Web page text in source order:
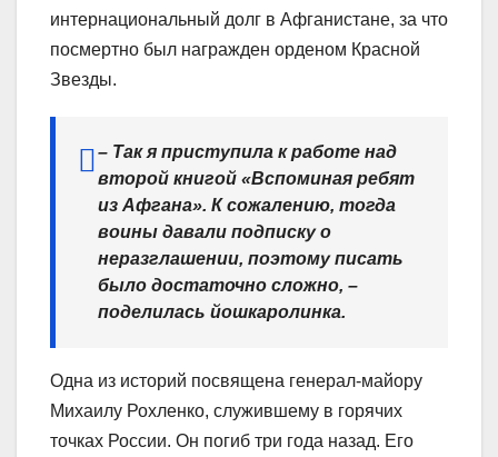
интернациональный долг в Афганистане, за что
посмертно был награжден орденом Красной
Звезды.
– Так я приступила к работе над
второй книгой «Вспоминая ребят
из Афгана». К сожалению, тогда
воины давали подписку о
неразглашении, поэтому писать
было достаточно сложно, –
поделилась йошкаролинка.
Одна из историй посвящена генерал-майору
Михаилу Рохленко, служившему в горячих
точках России. Он погиб три года назад. Его